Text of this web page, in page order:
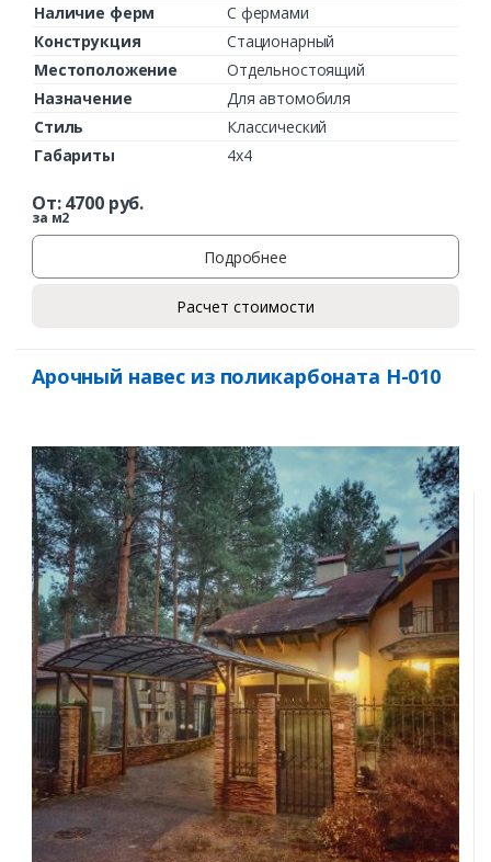
Наличие ферм
С фермами
Конструкция
Стационарный
Местоположение
Отдельностоящий
Назначение
Для автомобиля
Стиль
Классический
Габариты
4х4
От:4700руб.
за м2
Подробнее
Расчет стоимости
Арочный навес из поликарбоната Н-010